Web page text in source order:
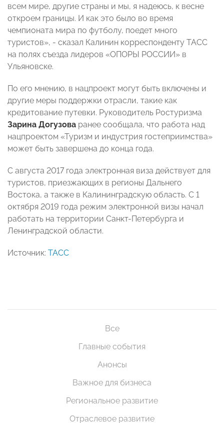
всем мире, другие страны и мы, я надеюсь, к весне
откроем границы. И как это было во время
чемпионата мира по футболу, поедет много
туристов», - сказал Калинин корреспонденту ТАСС
на полях съезда лидеров «ОПОРЫ РОССИИ» в
Ульяновске.
По его мнению, в нацпроект могут быть включены и
другие меры поддержки отрасли, такие как
кредитование путевки. Руководитель Ростуризма
Зарина Догузова ранее сообщала, что работа над
нацпроектом «Туризм и индустрия гостеприимства»
может быть завершена до конца года.
С августа 2017 года электронная виза действует для
туристов, приезжающих в регионы Дальнего
Востока, а также в Калининградскую область. С 1
октября 2019 года режим электронной визы начал
работать на территории Санкт-Петербурга и
Ленинградской области.
Источник: ТАСС
Все
Главные события
Анонсы
Важное для бизнеса
Региональное развитие
Отраслевое развитие